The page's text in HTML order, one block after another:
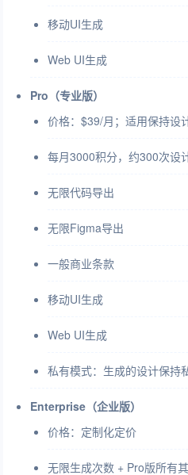
移动UI生成
Web UI生成
Pro（专业版）
价格：$39/月；适用保持设
每月3000积分，约300次设
无限代码导出
无限Figma导出
一般商业条款
移动UI生成
Web UI生成
私有模式：生成的设计保持
Enterprise（企业版）
价格：定制化定价
无限生成次数 + Pro版所有